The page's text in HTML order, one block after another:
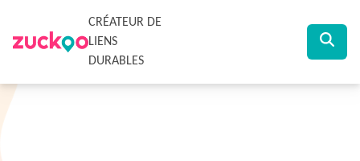
CRÉATEUR DE
LIENS
DURABLES